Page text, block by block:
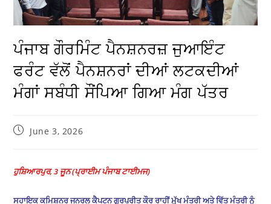
ਪੰਜਾਬ ਗੌਰਮਿੰਟ ਪੈਨਸ਼ਨਰਜ਼ ਜੁਆਇੰਟ
ਫਰੰਟ ਵੱਲੋਂ ਪੈਨਸ਼ਨਰਾਂ ਦੀਆਂ ਲਟਕਦੀਆਂ
ਮੰਗਾਂ ਸਬੰਧੀ ਸੌਂਪਿਆ ਗਿਆ ਮੰਗ ਪੱਤਰ
June 3, 2026
ਹੁਸ਼ਿਆਰਪੁਰ,3 ਜੂਨ (ਪ੍ਰਾਈਮ ਪੰਜਾਬ ਟਾਈਮਜ)
ਸਹਾਇਕ ਕਮਿਸ਼ਨਰ ਜਨਰਲ ਕੈਪਟਨ ਗੁਰਪ੍ਰੀਤ ਕੌਰ ਰਾਹੀਂ ਮੁੱਖ ਮੰਤਰੀ ਅਤੇ ਵਿੱਤ ਮੰਤਰੀ ਨੂੰ